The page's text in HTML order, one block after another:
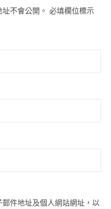
不會公開。 必填欄位標示
件地址及個人網站網址，以